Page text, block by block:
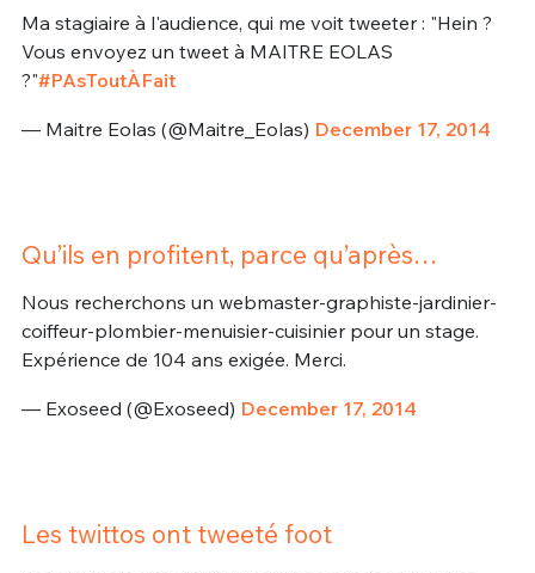
Ma stagiaire à l'audience, qui me voit tweeter : "Hein ?
Vous envoyez un tweet à MAITRE EOLAS
?"#PAsToutÀFait
— Maitre Eolas (@Maitre_Eolas) December 17, 2014
Qu’ils en profitent, parce qu’après…
Nous recherchons un webmaster-graphiste-jardinier-
coiffeur-plombier-menuisier-cuisinier pour un stage.
Expérience de 104 ans exigée. Merci.
— Exoseed (@Exoseed) December 17, 2014
Les twittos ont tweeté foot